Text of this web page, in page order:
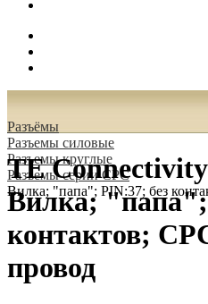
Разъёмы
Разъeмы силовые
Разъeмы круглые
Разъeмы серии CPC
Вилка; "папа"; PIN:37; без
TE
Вилка; "папа";
контактов;
провод